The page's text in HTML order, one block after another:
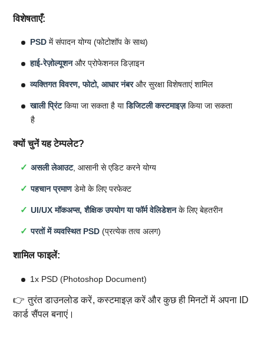
विशेषताएँ:
PSD में संपादन योग्य (फोटोशॉप के साथ)
हाई-रेज़ोल्यूशनऔर प्रोफेशनल डिज़ाइन
व्यक्तिगत विवरण, फोटो, आधार नंबरऔर सुरक्षा विशेषताएं शामिल
खाली प्रिंटकिया जा सकता है याडिजिटली कस्टमाइज़किया जा सकता
है
क्यों चुनें यह टेम्पलेट?
असली लेआउट, आसानी से एडिट करने योग्य
पहचान प्रमाणडेमो के लिए परफेक्ट
UI/UX मॉकअप्स, शैक्षिक उपयोग या फॉर्म वेलिडेशनके लिए बेहतरीन
परतों में व्यवस्थित PSD (प्रत्येक तत्व अलग)
शामिल फाइलें:
1x PSD (Photoshop Document)
👉 तुरंत डाउनलोड करें, कस्टमाइज़ करें और कुछ ही मिनटों में अपना ID
कार्ड सैंपल बनाएं।